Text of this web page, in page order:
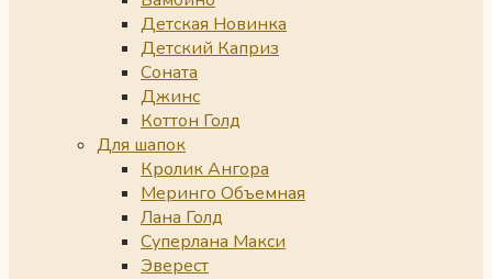
Детская Новинка
Детский Каприз
Соната
Джинс
Коттон Голд
Для шапок
Кролик Ангора
Меринго Объемная
Лана Голд
Суперлана Макси
Эверест